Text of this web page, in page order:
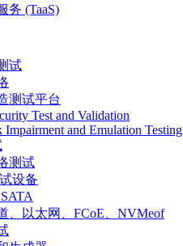
务 (TaaS)
试
测试平台
Test and Validation
Impairment and Emulation Testing
测试
设备
、以太网、FCoE、NVMeof